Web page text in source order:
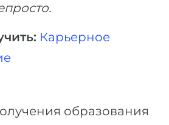
Карьерное
образования